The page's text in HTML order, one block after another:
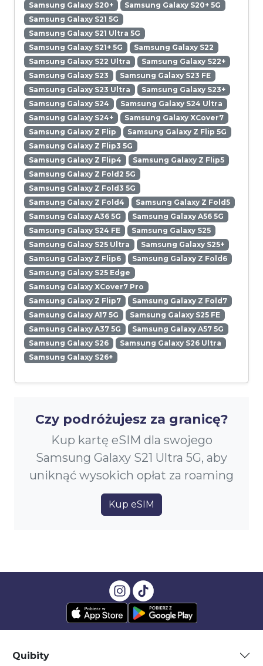
Samsung Galaxy S20+
Samsung Galaxy S20+ 5G
Samsung Galaxy S21 5G
Samsung Galaxy S21 Ultra 5G
Samsung Galaxy S21+ 5G
Samsung Galaxy S22
Samsung Galaxy S22 Ultra
Samsung Galaxy S22+
Samsung Galaxy S23
Samsung Galaxy S23 FE
Samsung Galaxy S23 Ultra
Samsung Galaxy S23+
Samsung Galaxy S24
Samsung Galaxy S24 Ultra
Samsung Galaxy S24+
Samsung Galaxy XCover7
Samsung Galaxy Z Flip
Samsung Galaxy Z Flip 5G
Samsung Galaxy Z Flip3 5G
Samsung Galaxy Z Flip4
Samsung Galaxy Z Flip5
Samsung Galaxy Z Fold2 5G
Samsung Galaxy Z Fold3 5G
Samsung Galaxy Z Fold4
Samsung Galaxy Z Fold5
Samsung Galaxy A36 5G
Samsung Galaxy A56 5G
Samsung Galaxy S24 FE
Samsung Galaxy S25
Samsung Galaxy S25 Ultra
Samsung Galaxy S25+
Samsung Galaxy Z Flip6
Samsung Galaxy Z Fold6
Samsung Galaxy S25 Edge
Samsung Galaxy XCover7 Pro
Samsung Galaxy Z Flip7
Samsung Galaxy Z Fold7
Samsung Galaxy A17 5G
Samsung Galaxy S25 FE
Samsung Galaxy A37 5G
Samsung Galaxy A57 5G
Samsung Galaxy S26
Samsung Galaxy S26 Ultra
Samsung Galaxy S26+
Czy podróżujesz za granicę?
Kup kartę eSIM dla swojego
Samsung Galaxy S21 Ultra 5G, aby
uniknąć wysokich opłat za roaming
Kup eSIM
Quibity